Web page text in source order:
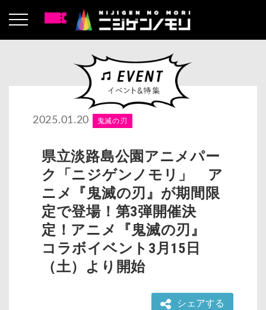
2025.01.20 鬼滅の刃
県立淡路島公園アニメパー
ク「ニジゲンノモリ」 ア
ニメ『鬼滅の刃』が期間限
定で登場！第3弾開催決
定！アニメ『鬼滅の刃』
コラボイベント3月15日
（土）より開始
シェアする